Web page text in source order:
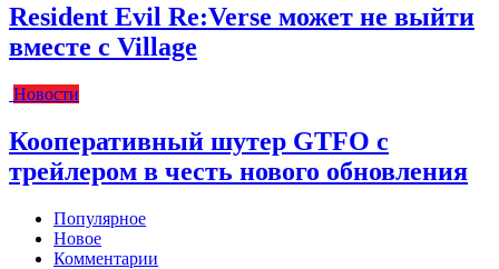
Resident Evil Re:Verse может не выйти
вместе с Village
Новости
Кооперативный шутер GTFO с
трейлером в честь нового обновления
Популярное
Новое
Комментарии